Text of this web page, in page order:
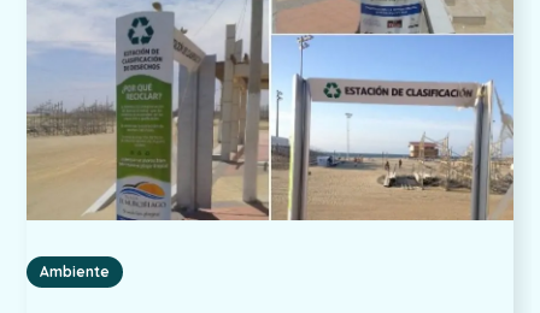
Ambiente